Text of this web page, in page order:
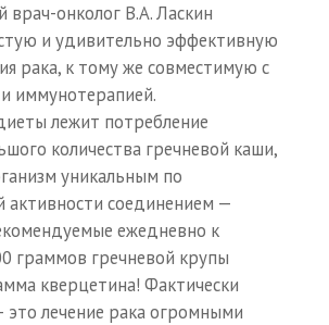
книг
персональных данных
персональных данных
врач-онколог В.А. Ласкин
и удивительно эффективную
рака, к тому же совместимую с
иммунотерапией.
лежит потребление
количества гречневой каши,
уникальным по
активности соединением —
ежедневно к
граммов гречневой крупы
кверцетина! Фактически
это лечение рака огромными